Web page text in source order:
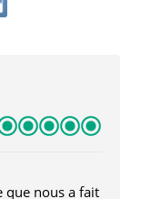
que nous a fait